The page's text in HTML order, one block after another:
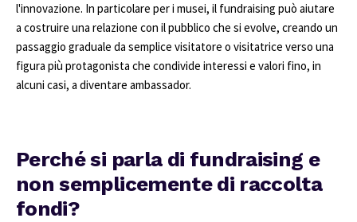
l'innovazione. In particolare per i musei, il fundraising può aiutare
a costruire una relazione con il pubblico che si evolve, creando un
passaggio graduale da semplice visitatore o visitatrice verso una
figura più protagonista che condivide interessi e valori fino, in
alcuni casi, a diventare ambassador.
Perché si parla di fundraising e
non semplicemente di raccolta
fondi?